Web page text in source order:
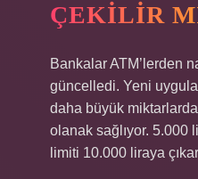
ÇEKILIR
Bankalar ATM’lerden
güncelledi. Yeni
daha büyük
olanak sağlıyor. 5.000
limiti 10.000 liraya